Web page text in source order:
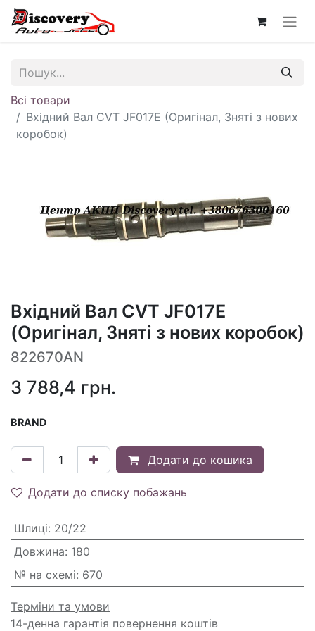
Всі товари
Вхідний Вал CVT JF017E (Оригінал, Зняті з нових
коробок)
Вхідний Вал CVT JF017E
(Оригінал, Зняті з нових коробок)
822670AN
3 788,4 грн.
BRAND
Додати до кошика
Додати до списку побажань
Шлиці: 20/22
Довжина: 180
№ на схемі: 670
Терміни та умови
14-денна гарантія повернення коштів